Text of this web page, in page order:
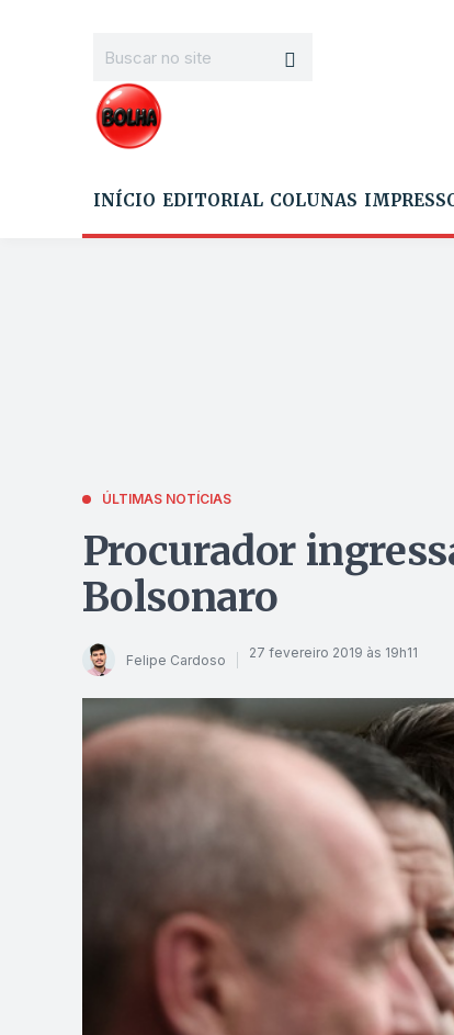
INÍCIO EDITORIAL COLUNAS
ÚLTIMAS NOTÍCIAS
Procurador
Bolsonaro
Felipe Cardoso 27 fevereiro 2019 às 19h11